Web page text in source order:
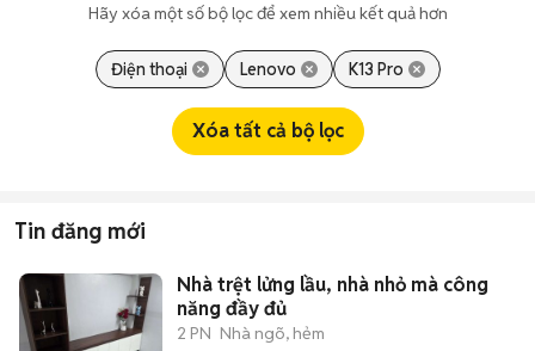
Hãy xóa một số bộ lọc để xem nhiều kết quả hơn
Điện thoại Lenovo K13 Pro
Xóa tất cả bộ lọc
Tin đăng mới
Nhà trệt lửng lầu, nhà nhỏ mà công
năng đầy đủ
2 PN Nhà ngõ, hẻm